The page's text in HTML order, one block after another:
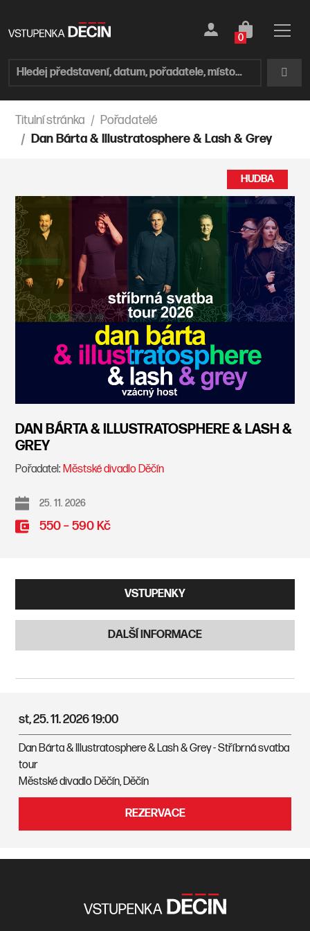
0
Titulní stránka
Pořadatelé
Dan Bárta & Illustratosphere & Lash & Grey
HUDBA
DAN BÁRTA & ILLUSTRATOSPHERE & LASH &
GREY
Pořadatel: Městské divadlo Děčín
25. 11. 2026
550 – 590 Kč
VSTUPENKY
DALŠÍ INFORMACE
st, 25. 11. 202619:00
Dan Bárta & Illustratosphere & Lash & Grey - Stříbrná svatba
tour
Městské divadlo Děčín, Děčín
REZERVACE